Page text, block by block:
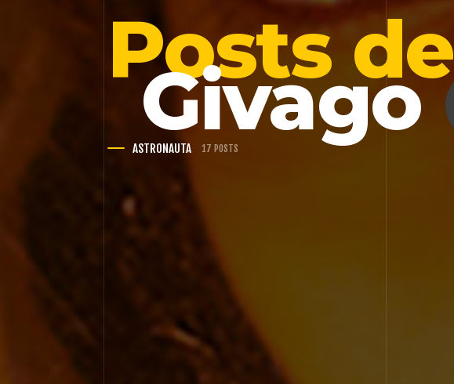
Posts de
Givago
ASTRONAUTA 17 POSTS